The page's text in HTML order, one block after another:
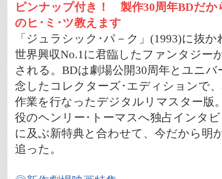
ピンナップ付き！ 製作30周年BDだか
のヒ･ミ･ツ教えます
「ジュラシック･パ－ク」(1993)に抜
世界興収No.1に君臨したファンタジー
される。BDは劇場公開30周年とユニバ
念したコレクターズ･エディションで
作業を行なったデジタルリマスター版
役のヘンリー･トーマスへ独占インタ
に及ぶ新特典と合わせて、今だから明
追った。